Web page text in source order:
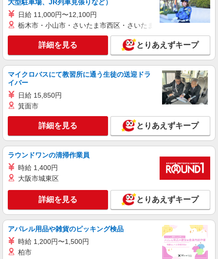
パート
いなげケアセンターそよ風：RO31242
NEW
【時給】1,140円〜1,200円 ▼下記別途支給 通
勤手当 年末年始手当：380円/時 寸志あり：年二回
（6月・12月）
千葉県千葉市稲毛区穴川3-6-12
詳細を見る
パート
長沼ショートステイそよ風：RO45180
調理スタッフ
【時給】1,140円〜1,200円 ▼下記別途支給 通
勤手当 年末年始手当：380円/時
千葉県千葉市稲毛区長沼原町97‐1
株式会社東洋食品/千葉市稲毛区宮野木町
学校給食の調理師
月給220,000円〜295,000円 ※スタート月給
は、これまで の経験などを考慮して決定 1.学校給
大型駐車場、JR列車見張りなど）
日給 11,000円〜12,100円
栃木市・小山市・さいたま市西区・さいたま市岩槻区・久喜市・
詳細を見る とりあえずキープ
マイクロバスにて教習所に通う生徒の送迎ドラ
イバー
日給 15,850円
箕面市
詳細を見る とりあえずキープ
ラウンドワンの清掃作業員
時給 1,400円
大阪市城東区
詳細を見る とりあえずキープ
アパレル用品や雑貨のピッキング検品
時給 1,200円〜1,500円
柏市